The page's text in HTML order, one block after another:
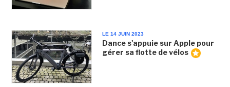
LE 14 JUIN 2023
Dance s'appuie sur Apple pour
gérer sa flotte de vélos